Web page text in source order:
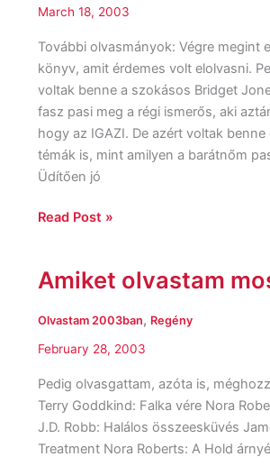
March 18, 2003
További olvasmányok: Végre megint
könyv, amit érdemes volt elolvasni.
voltak benne a szokásos Bridget
fasz pasi meg a régi ismerős, aki
hogy az IGAZI. De azért voltak
témák is, mint amilyen a barátnőm
Üdítően jó
Read Post »
Amiket olvastam
Olvastam 2003ban, Regény
February 28, 2003
Pedig olvasgattam, azóta is,
Terry Goddkind: Falka vére Nora
J.D. Robb: Halálos összeesküvés
Treatment Nora Roberts: A Hold
Amiket
mostanában